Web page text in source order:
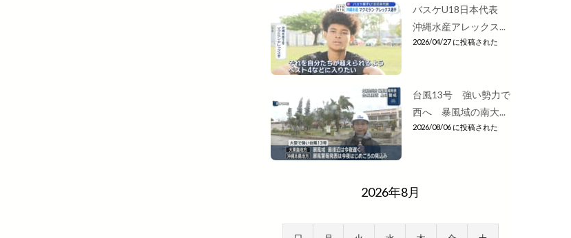
バスケU18日本代表
沖縄水産アレックス...
2026/04/27 に投稿された
台風13号 強い勢力で
西へ 暴風域の南大...
2026/08/06 に投稿された
2026年8月